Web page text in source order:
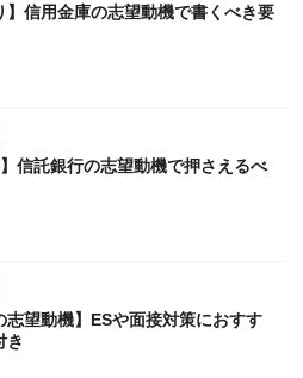
】信用金庫の志望動機で書くべき要
】信託銀行の志望動機で押さえるべ
志望動機】ESや面接対策におすす
き